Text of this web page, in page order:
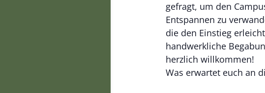
gefragt, um den
Entspannen zu
die den Einstieg
handwerkliche
herzlich willkommen!
Was erwartet euch an